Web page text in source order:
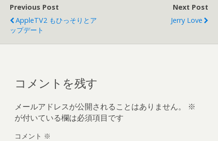
Previous Post
AppleTV2 もひっそりとア
ップデート
Next Post
Jerry Love
コメントを残す
メールアドレスが公開されることはありません。
※
が付いている欄は必須項目です
コメント ※